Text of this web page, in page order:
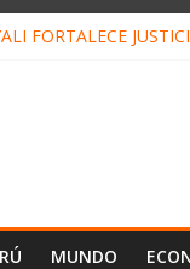
FORTALECE
MUNDO